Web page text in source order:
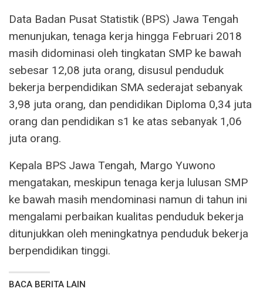
Data Badan Pusat Statistik (BPS) Jawa Tengah
menunjukan, tenaga kerja hingga Februari 2018
masih didominasi oleh tingkatan SMP ke bawah
sebesar 12,08 juta orang, disusul penduduk
bekerja berpendidikan SMA sederajat sebanyak
3,98 juta orang, dan pendidikan Diploma 0,34 juta
orang dan pendidikan s1 ke atas sebanyak 1,06
juta orang.
Kepala BPS Jawa Tengah, Margo Yuwono
mengatakan, meskipun tenaga kerja lulusan SMP
ke bawah masih mendominasi namun di tahun ini
mengalami perbaikan kualitas penduduk bekerja
ditunjukkan oleh meningkatnya penduduk bekerja
berpendidikan tinggi.
BACA BERITA LAIN